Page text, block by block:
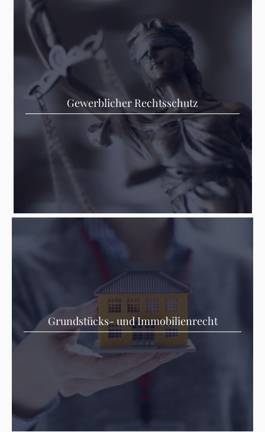
Gewerblicher Rechtsschutz
Grundstücks- und Immobilienrecht